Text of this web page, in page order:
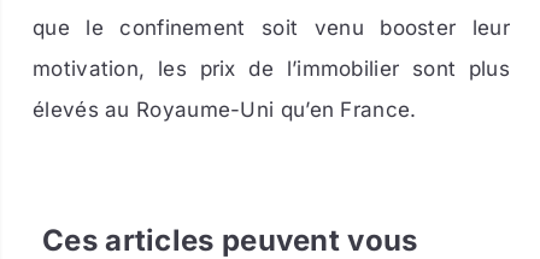
que le confinement soit venu booster leur
motivation, les prix de l’immobilier sont plus
élevés au Royaume-Uni qu’en France.
Ces articles peuvent vous